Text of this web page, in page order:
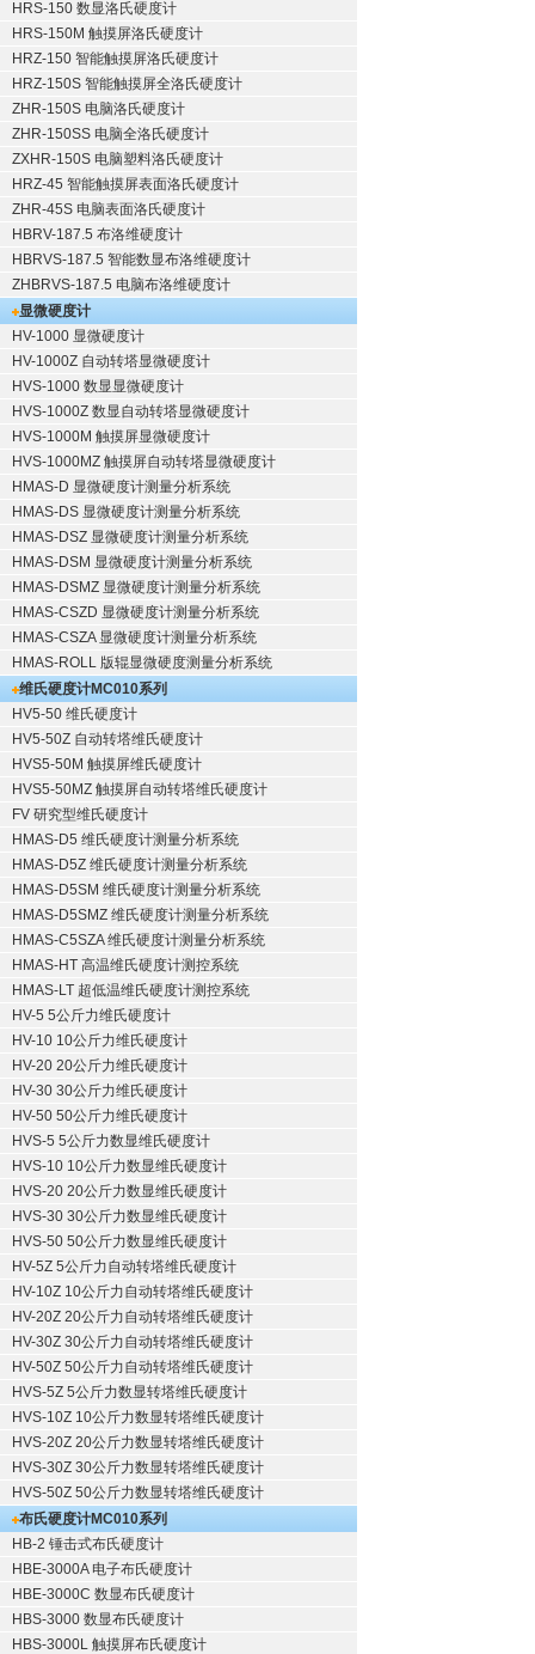
HRS-150 数显洛氏硬度计
HRS-150M 触摸屏洛氏硬度计
HRZ-150 智能触摸屏洛氏硬度计
HRZ-150S 智能触摸屏全洛氏硬度计
ZHR-150S 电脑洛氏硬度计
ZHR-150SS 电脑全洛氏硬度计
ZXHR-150S 电脑塑料洛氏硬度计
HRZ-45 智能触摸屏表面洛氏硬度计
ZHR-45S 电脑表面洛氏硬度计
HBRV-187.5 布洛维硬度计
HBRVS-187.5 智能数显布洛维硬度计
ZHBRVS-187.5 电脑布洛维硬度计
显微硬度计
HV-1000 显微硬度计
HV-1000Z 自动转塔显微硬度计
HVS-1000 数显显微硬度计
HVS-1000Z 数显自动转塔显微硬度计
HVS-1000M 触摸屏显微硬度计
HVS-1000MZ 触摸屏自动转塔显微硬度计
HMAS-D 显微硬度计测量分析系统
HMAS-DS 显微硬度计测量分析系统
HMAS-DSZ 显微硬度计测量分析系统
HMAS-DSM 显微硬度计测量分析系统
HMAS-DSMZ 显微硬度计测量分析系统
HMAS-CSZD 显微硬度计测量分析系统
HMAS-CSZA 显微硬度计测量分析系统
HMAS-ROLL 版辊显微硬度测量分析系统
维氏硬度计MC010系列
HV5-50 维氏硬度计
HV5-50Z 自动转塔维氏硬度计
HVS5-50M 触摸屏维氏硬度计
HVS5-50MZ 触摸屏自动转塔维氏硬度计
FV 研究型维氏硬度计
HMAS-D5 维氏硬度计测量分析系统
HMAS-D5Z 维氏硬度计测量分析系统
HMAS-D5SM 维氏硬度计测量分析系统
HMAS-D5SMZ 维氏硬度计测量分析系统
HMAS-C5SZA 维氏硬度计测量分析系统
HMAS-HT 高温维氏硬度计测控系统
HMAS-LT 超低温维氏硬度计测控系统
HV-5 5公斤力维氏硬度计
HV-10 10公斤力维氏硬度计
HV-20 20公斤力维氏硬度计
HV-30 30公斤力维氏硬度计
HV-50 50公斤力维氏硬度计
HVS-5 5公斤力数显维氏硬度计
HVS-10 10公斤力数显维氏硬度计
HVS-20 20公斤力数显维氏硬度计
HVS-30 30公斤力数显维氏硬度计
HVS-50 50公斤力数显维氏硬度计
HV-5Z 5公斤力自动转塔维氏硬度计
HV-10Z 10公斤力自动转塔维氏硬度计
HV-20Z 20公斤力自动转塔维氏硬度计
HV-30Z 30公斤力自动转塔维氏硬度计
HV-50Z 50公斤力自动转塔维氏硬度计
HVS-5Z 5公斤力数显转塔维氏硬度计
HVS-10Z 10公斤力数显转塔维氏硬度计
HVS-20Z 20公斤力数显转塔维氏硬度计
HVS-30Z 30公斤力数显转塔维氏硬度计
HVS-50Z 50公斤力数显转塔维氏硬度计
布氏硬度计MC010系列
HB-2 锤击式布氏硬度计
HBE-3000A 电子布氏硬度计
HBE-3000C 数显布氏硬度计
HBS-3000 数显布氏硬度计
HBS-3000L 触摸屏布氏硬度计